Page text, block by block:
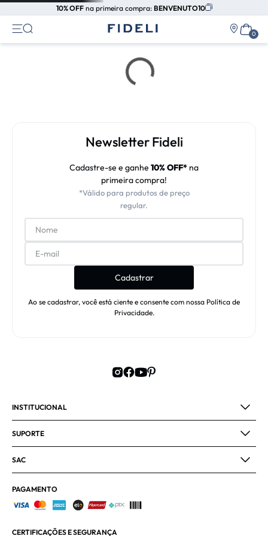
10% OFFna primeira compra: BENVENUTO10
Newsletter Fideli
Cadastre-se e ganhe 10% OFF* na
primeira compra!
*Válido para produtos de preço
regular.
Cadastrar
Ao se cadastrar, você está ciente e consente com nossa Política de
Privacidade.
INSTITUCIONAL
SUPORTE
SAC
PAGAMENTO
CERTIFICAÇÕES E SEGURANÇA